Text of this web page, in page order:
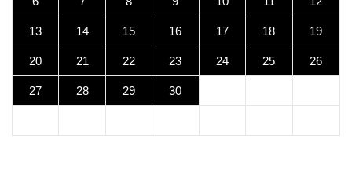
13 14 15 16 17 18 19
20 21 22 23 24 25 26
27 28 29 30